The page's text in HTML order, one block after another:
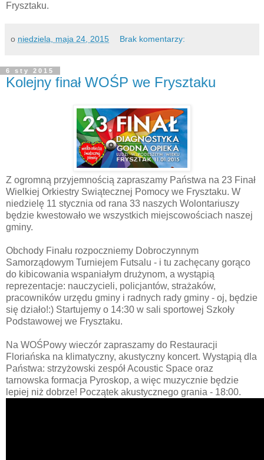
Frysztaku.
o niedziela, maja 24, 2015 Brak komentarzy:
6 sty 2015
Kolejny finał WOŚP we Frysztaku
Z ogromną przyjemnością zapraszamy Państwa na 23 Finał
Wielkiej Orkiestry Swiątecznej Pomocy we Frysztaku. W
niedzielę 11 stycznia od rana 33 naszych Wolontariuszy
będzie kwestowało we wszystkich miejscowościach naszej
gminy.
Obchody Finału rozpoczniemy Dobroczynnym
Samorządowym Turniejem Futsalu - i tu zachęcany gorąco
do kibicowania wspaniałym drużynom, a wystąpią
reprezentacje: nauczycieli, policjantów, strażaków,
pracowników urzędu gminy i radnych rady gminy - oj, będzie
się działo!:) Startujemy o 14:30 w sali sportowej Szkoły
Podstawowej we Frysztaku.
Na WOŚPowy wieczór zapraszamy do Restauracji
Floriańska na klimatyczny, akustyczny koncert. Wystąpią dla
Państwa: strzyżowski zespół Acoustic Space oraz
tarnowska formacja Pyroskop, a więc muzycznie będzie
lepiej niż dobrze! Początek akustycznego grania - 18:00.